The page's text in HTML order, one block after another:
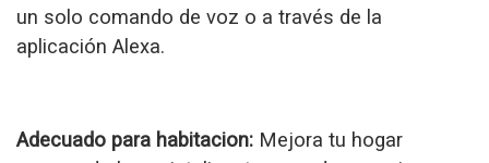
un solo comando de voz o a través de la
aplicación Alexa.
Adecuado para habitacion: Mejora tu hogar